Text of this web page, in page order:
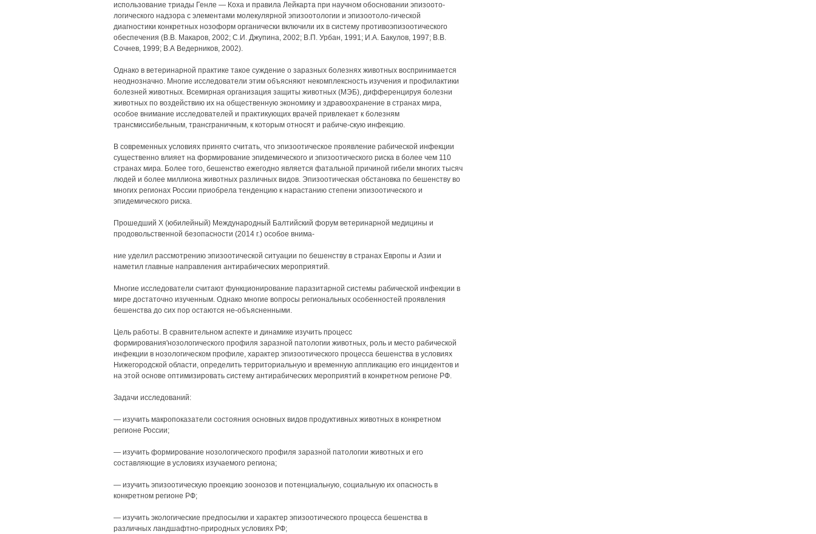
использование триады Генле — Коха и правила Лейкарта при научном обосновании эпизоото-
логического надзора с элементами молекулярной эпизоотологии и эпизоотоло-гической
диагностики конкретных нозоформ органически включили их в систему противоэпизоотического
обеспечения (В.В. Макаров, 2002; С.И. Джупина, 2002; В.П. Урбан, 1991; И.А. Бакулов, 1997; В.В.
Сочнев, 1999; В.А Ведерников, 2002).
Однако в ветеринарной практике такое суждение о заразных болезнях животных воспринимается
неоднозначно. Многие исследователи этим объясняют некомплексность изучения и профилактики
болезней животных. Всемирная организация защиты животных (МЭБ), дифференцируя болезни
животных по воздействию их на общественную экономику и здравоохранение в странах мира,
особое внимание исследователей и практикующих врачей привлекает к болезням
трансмиссибельным, трансграничным, к которым относят и рабиче-скую инфекцию.
В современных условиях принято считать, что эпизоотическое проявление рабической инфекции
существенно влияет на формирование эпидемического и эпизоотического риска в более чем 110
странах мира. Более того, бешенство ежегодно является фатальной причиной гибели многих тысяч
людей и более миллиона животных различных видов. Эпизоотическая обстановка по бешенству во
многих регионах России приобрела тенденцию к нарастанию степени эпизоотического и
эпидемического риска.
Прошедший X (юбилейный) Международный Балтийский форум ветеринарной медицины и
продовольственной безопасности (2014 г.) особое внима-
ние уделил рассмотрению эпизоотической ситуации по бешенству в странах Европы и Азии и
наметил главные направления антирабических мероприятий.
Многие исследователи считают функционирование паразитарной системы рабической инфекции в
мире достаточно изученным. Однако многие вопросы региональных особенностей проявления
бешенства до сих пор остаются не-объясненными.
Цель работы. В сравнительном аспекте и динамике изучить процесс
формирования'нозологического профиля заразной патологии животных, роль и место рабической
инфекции в нозологическом профиле, характер эпизоотического процесса бешенства в условиях
Нижегородской области, определить территориальную и временную аппликацию его инцидентов и
на этой основе оптимизировать систему антирабических мероприятий в конкретном регионе РФ.
Задачи исследований:
— изучить макропоказатели состояния основных видов продуктивных животных в конкретном
регионе России;
— изучить формирование нозологического профиля заразной патологии животных и его
составляющие в условиях изучаемого региона;
— изучить эпизоотическую проекцию зоонозов и потенциальную, социальную их опасность в
конкретном регионе РФ;
— изучить экологические предпосылки и характер эпизоотического процесса бешенства в
различных ландшафтно-природных условиях РФ;